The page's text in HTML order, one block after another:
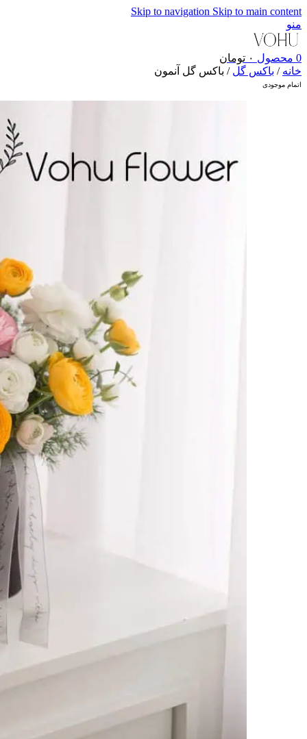
Skip to navigation Skip to main content
منو
0 محصول ۰ تومان
خانه / باکس گل / باکس گل آنمون
اتمام موجودی